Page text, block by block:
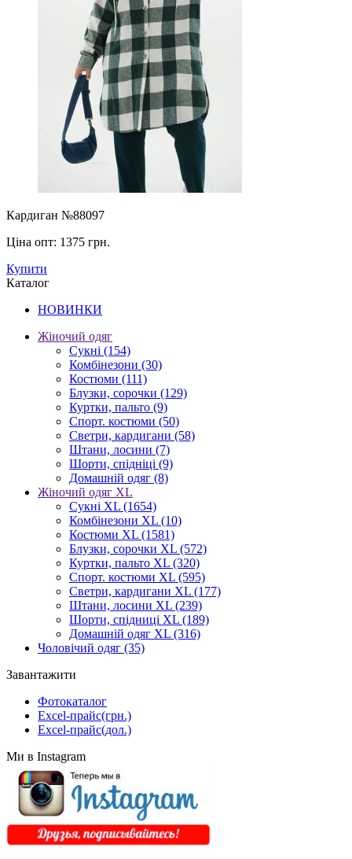
Кардиган №88097
Ціна опт: 1375 грн.
Купити
Каталог
НОВИНКИ
Жіночий одяг
Сукні (154)
Комбінезони (30)
Костюми (111)
Блузки, сорочки (129)
Куртки, пальто (9)
Спорт. костюми (50)
Светри, кардигани (58)
Штани, лосини (7)
Шорти, спідніці (9)
Домашній одяг (8)
Жіночий одяг XL
Cукні XL (1654)
Комбінезони XL (10)
Костюми XL (1581)
Блузки, сорочки XL (572)
Куртки, пальто XL (320)
Спорт. костюми XL (595)
Светри, кардигани XL (177)
Штани, лосини XL (239)
Шорти, спідниці XL (189)
Домашній одяг XL (316)
Чоловічий одяг (35)
Завантажити
Фотокаталог
Excel-прайс(грн.)
Excel-прайс(дол.)
Ми в Instagram